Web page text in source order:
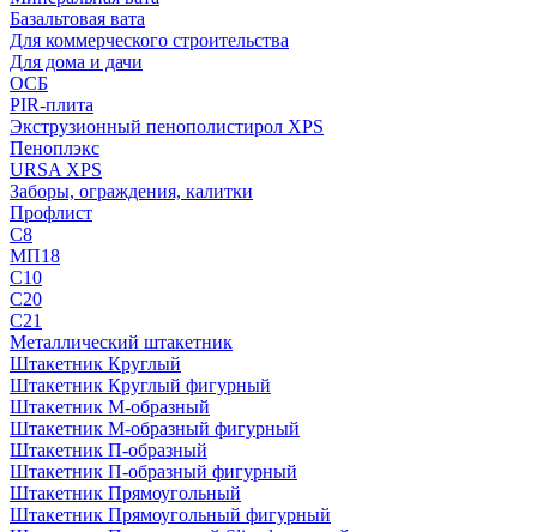
Базальтовая вата
Для коммерческого строительства
Для дома и дачи
ОСБ
PIR-плита
Экструзионный пенополистирол XPS
Пеноплэкс
URSA XPS
Заборы, ограждения, калитки
Профлист
С8
МП18
С10
С20
С21
Металлический штакетник
Штакетник Круглый
Штакетник Круглый фигурный
Штакетник М-образный
Штакетник М-образный фигурный
Штакетник П-образный
Штакетник П-образный фигурный
Штакетник Прямоугольный
Штакетник Прямоугольный фигурный